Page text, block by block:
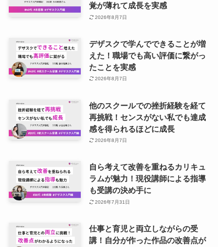
覚が薄れて成長を実感
2026年8月7日
デザスクで学んでできることが増
えた！職場でも高い評価に繋がっ
たことを実感
2026年8月7日
他のスクールでの挫折経験を経て
再挑戦！センスがない私でも達成
感を得られるほどに成長
2026年8月7日
自ら考えて改善を重ねるカリキュ
ラムが魅力！現役講師による指導
も受講の決め手に
2026年7月31日
仕事と育児と両立しながらの受
講！自分が作った作品の改善点が